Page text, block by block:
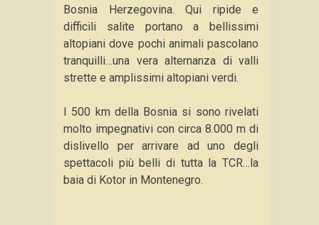
Bosnia Herzegovina. Qui ripide e
difficili salite portano a bellissimi
altopiani dove pochi animali pascolano
tranquilli…una vera alternanza di valli
strette e amplissimi altopiani verdi.
I 500 km della Bosnia si sono rivelati
molto impegnativi con circa 8.000 m di
dislivello per arrivare ad uno degli
spettacoli più belli di tutta la TCR…la
baia di Kotor in Montenegro.